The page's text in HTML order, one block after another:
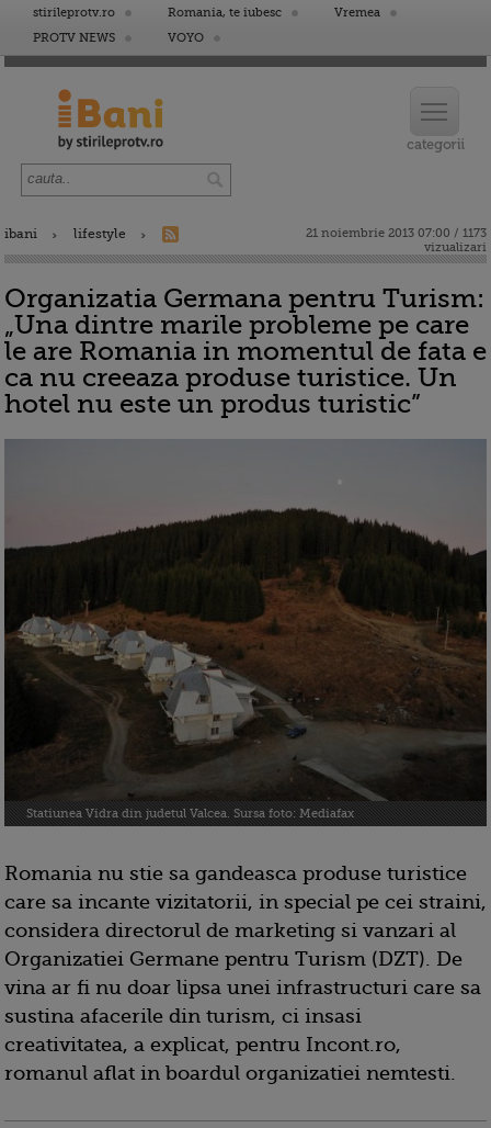
stirileprotv.ro Romania, te iubesc
Vremea
PROTV NEWS
VOYO
ibani lifestyle
21 noiembrie 2013 07:00 / 1173
vizualizari
Organizatia Germana pentru Turism:
„Una dintre marile probleme pe care
le are Romania in momentul de fata e
ca nu creeaza produse turistice. Un
hotel nu este un produs turistic”
Statiunea Vidra din judetul Valcea. Sursa foto: Mediafax
Romania nu stie sa gandeasca produse turistice
care sa incante vizitatorii, in special pe cei straini,
considera directorul de marketing si vanzari al
Organizatiei Germane pentru Turism (DZT). De
vina ar fi nu doar lipsa unei infrastructuri care sa
sustina afacerile din turism, ci insasi
creativitatea, a explicat, pentru Incont.ro,
romanul aflat in boardul organizatiei nemtesti.